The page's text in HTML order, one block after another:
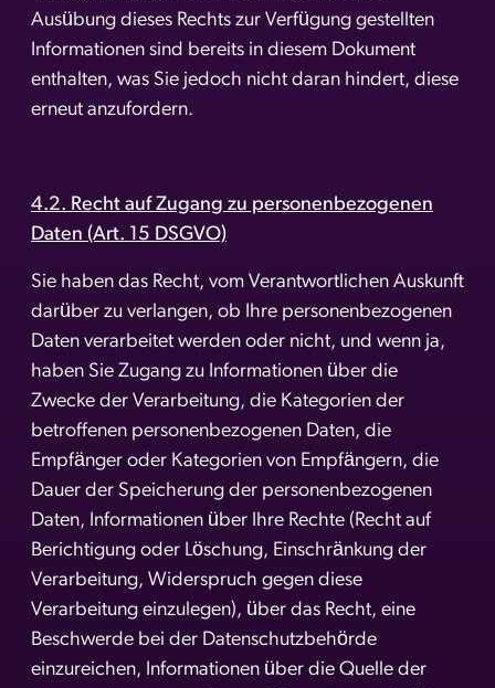
Ausübung dieses Rechts zur Verfügung gestellten
Informationen sind bereits in diesem Dokument
enthalten, was Sie jedoch nicht daran hindert, diese
erneut anzufordern.
4.2. Recht auf Zugang zu personenbezogenen
Daten (Art. 15 DSGVO)
Sie haben das Recht, vom Verantwortlichen Auskunft
darüber zu verlangen, ob Ihre personenbezogenen
Daten verarbeitet werden oder nicht, und wenn ja,
haben Sie Zugang zu Informationen über die
Zwecke der Verarbeitung, die Kategorien der
betroffenen personenbezogenen Daten, die
Empfänger oder Kategorien von Empfängern, die
Dauer der Speicherung der personenbezogenen
Daten, Informationen über Ihre Rechte (Recht auf
Berichtigung oder Löschung, Einschränkung der
Verarbeitung, Widerspruch gegen diese
Verarbeitung einzulegen), über das Recht, eine
Beschwerde bei der Datenschutzbehörde
einzureichen, Informationen über die Quelle der